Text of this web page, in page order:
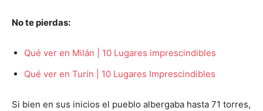
No te pierdas:
Qué ver en Milán | 10 Lugares imprescindibles
Qué ver en Turín | 10 Lugares Imprescindibles
Si bien en sus inicios el pueblo albergaba hasta 71 torres,